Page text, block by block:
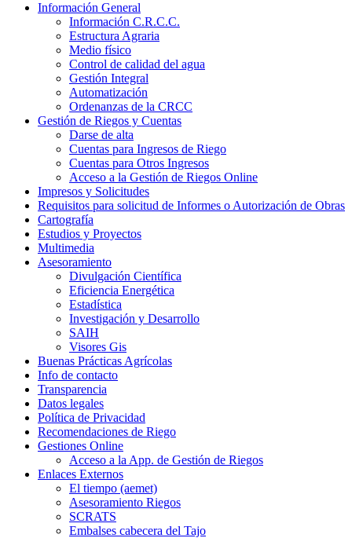
Información General
Información C.R.C.C.
Estructura Agraria
Medio físico
Control de calidad del agua
Gestión Integral
Automatización
Ordenanzas de la CRCC
Gestión de Riegos y Cuentas
Darse de alta
Cuentas para Ingresos de Riego
Cuentas para Otros Ingresos
Acceso a la Gestión de Riegos Online
Impresos y Solicitudes
Requisitos para solicitud de Informes o Autorización de Obras
Cartografía
Estudios y Proyectos
Multimedia
Asesoramiento
Divulgación Científica
Eficiencia Energética
Estadística
Investigación y Desarrollo
SAIH
Visores Gis
Buenas Prácticas Agrícolas
Info de contacto
Transparencia
Datos legales
Política de Privacidad
Recomendaciones de Riego
Gestiones Online
Acceso a la App. de Gestión de Riegos
Enlaces Externos
El tiempo (aemet)
Asesoramiento Riegos
SCRATS
Embalses cabecera del Tajo